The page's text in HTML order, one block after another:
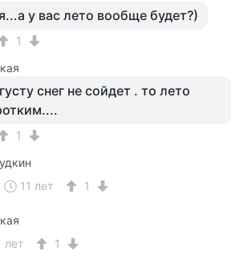
у вас лето вообще будет?)
1
снег не сойдет . то лето
1
11 лет 1
лет
1